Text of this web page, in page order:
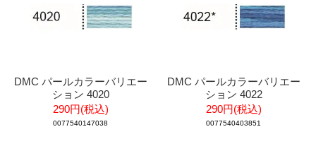
DMC パールカラーバリエー
ション 4020
290円(税込)
0077540147038
DMC パールカラーバリエー
ション 4022
290円(税込)
0077540403851